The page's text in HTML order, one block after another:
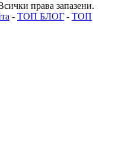
права запазени.
- ТОП БЛОГ - ТОП